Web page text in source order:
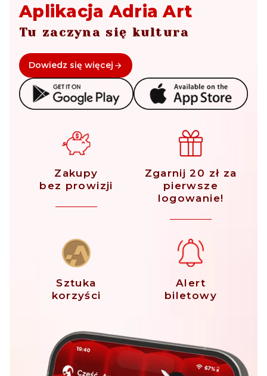
Aplikacja Adria Art
Tu zaczyna się kultura
Dowiedz się więcej
Zakupy
bez prowizji
Zgarnij 20 zł za
pierwsze
logowanie!
Sztuka
korzyści
Alert
biletowy